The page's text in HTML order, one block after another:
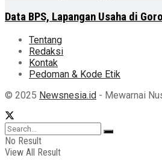
Data BPS, Lapangan Usaha di
Tentang
Redaksi
Kontak
Pedoman & Kode Etik
© 2025 Newsnesia.id - Mewarnai
No Result
View All Result